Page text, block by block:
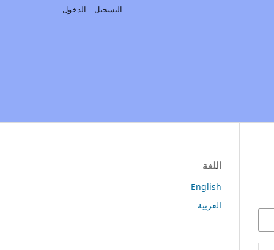
التسجيل الدخول
اللغة
English
العربية